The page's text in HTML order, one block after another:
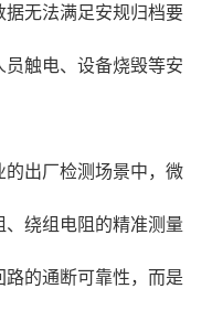
据无法满足安规归档要
触电、设备烧毁等安
的出厂检测场景中，微
绕组电阻的精准测量
的通断可靠性，而是